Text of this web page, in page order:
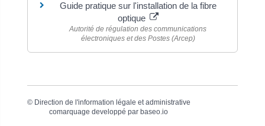
Guide pratique sur l'installation de la fibre
optique
Autorité de régulation des communications
électroniques et des Postes (Arcep)
© Direction de l'information légale et administrative
comarquage developpé parbaseo.io